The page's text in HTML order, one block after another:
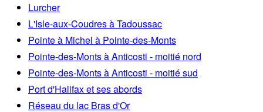
Lurcher
L'Isle-aux-Coudres à Tadoussac
Pointe à Michel à Pointe-des-Monts
Pointe-des-Monts à Anticosti - moitié nord
Pointe-des-Monts à Anticosti - moitié sud
Port d'Halifax et ses abords
Réseau du lac Bras d'Or